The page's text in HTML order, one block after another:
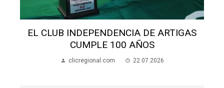
EL CLUB INDEPENDENCIA DE ARTIGAS
CUMPLE 100 AÑOS
clicregional.com 22.07.2026